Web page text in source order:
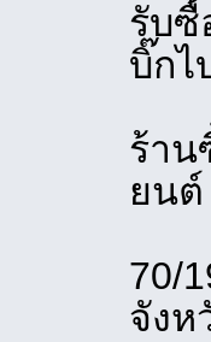
รับซื้
บิ๊กไ
ร้าน
ยนต์
70/
จัง